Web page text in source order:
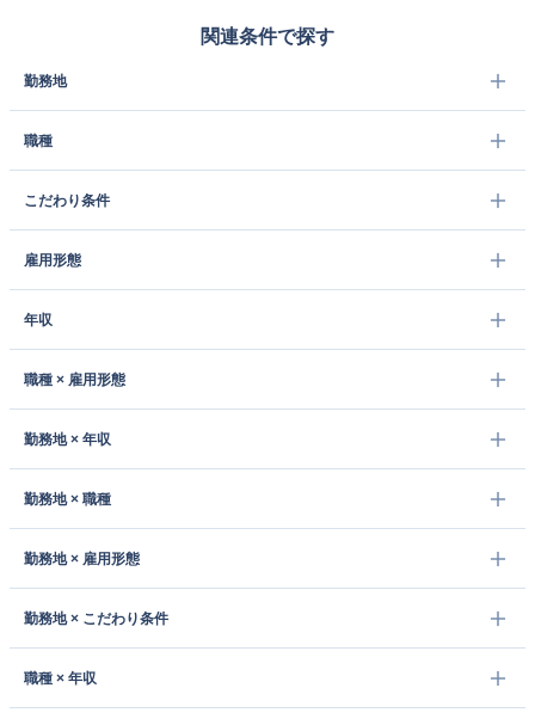
関連条件で探す
勤務地
職種
こだわり条件
雇用形態
年収
職種 × 雇用形態
勤務地 × 年収
勤務地 × 職種
勤務地 × 雇用形態
勤務地 × こだわり条件
職種 × 年収